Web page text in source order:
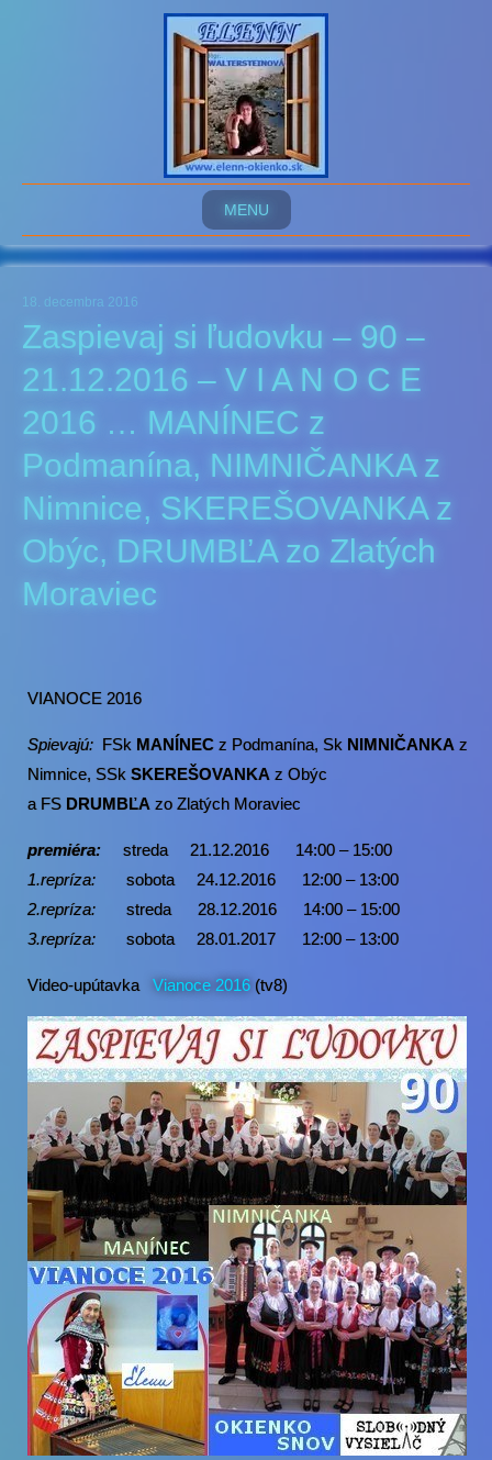
MENU
18. decembra 2016
Zaspievaj si ľudovku – 90 –
21.12.2016 – V I A N O C E
2016 … MANÍNEC z
Podmanína, NIMNIČANKA z
Nimnice, SKEREŠOVANKA z
Obýc, DRUMBĽA zo Zlatých
Moraviec
VIANOCE 2016
Spievajú: FSk MANÍNEC z Podmanína, Sk NIMNIČANKA z
Nimnice, SSk SKEREŠOVANKA z Obýc
a FS DRUMBĽA zo Zlatých Moraviec
premiéra: streda 21.12.2016 14:00 – 15:00
1.repríza: sobota 24.12.2016 12:00 – 13:00
2.repríza:
streda 28.12.2016
14:00 – 15:00
3.repríza: sobota 28.01.2017 12:00 – 13:00
Video-upútavka Vianoce 2016 (tv8)